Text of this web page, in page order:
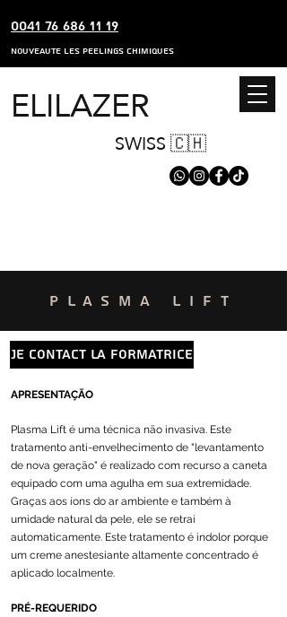
0041 76 686 11 19
nouveaute les peelings chimiques
ELILAZER
SWISS 🇨🇭
plasma lift
je contact la formatrice
APRESENTAÇÃO
Plasma Lift é uma técnica não invasiva. Este
tratamento anti-envelhecimento de "levantamento
de nova geração" é realizado com recurso a caneta
equipado com uma agulha em sua extremidade.
Graças aos íons do ar ambiente e também à
umidade natural da pele, ele se retrai
automaticamente. Este tratamento é indolor porque
um creme anestesiante altamente concentrado é
aplicado localmente.
PRÉ-REQUERIDO